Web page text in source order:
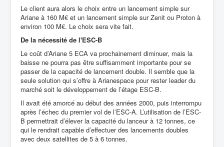
Le client aura alors le choix entre un lancement simple sur
Ariane à 160 M€ et un lancement simple sur Zenit ou Proton à
environ 100 M€. Le choix sera vite fait.
De la nécessité de l'ESC-B
Le coût d’Ariane 5 ECA va prochainement diminuer, mais la
baisse ne pourra pas être suffisamment importante pour se
passer de la capacité de lancement double. Il semble que la
seule solution qui s’offre à Arianespace pour rester leader du
marché soit le développement de l’étage ESC-B.
Il avait été amorcé au début des années 2000, puis interrompu
après l’échec du premier vol de l’ESC-A. L’utilisation de l’ESC-
B permettrait d’élever la capacité du lanceur à 12 tonnes, ce
qui le rendrait capable d’effectuer des lancements doubles
avec deux satellites de 5 à 6 tonnes.